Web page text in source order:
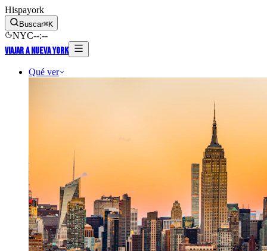
Hispayork
Buscar⌘K
NYC--:--
Viajar a Nueva York
Qué ver